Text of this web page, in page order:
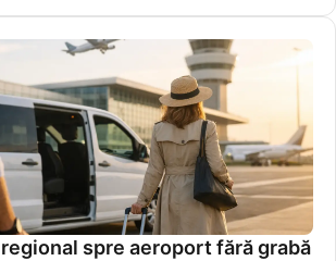
spre aeroport fără grabă